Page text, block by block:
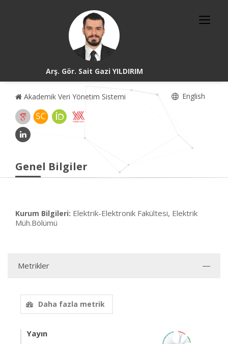
Arş. Gör. Sait Gazi YILDIRIM
Akademik Veri Yönetim Sistemi English
Genel Bilgiler
Kurum Bilgileri: Elektrik-Elektronik Fakültesi, Elektrik
Müh.Bölümü
Metrikler
Daha fazla metrik
Yayın